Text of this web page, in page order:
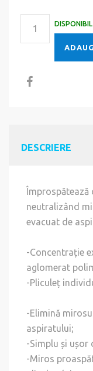
DISPONIBIL
DESCRIERE
Împrospătează
neutralizând
evacuat de
-Concentrație
aglomerat
-Pliculeț
-Elimină
aspiratului;
-Simplu și ușor
-Miros